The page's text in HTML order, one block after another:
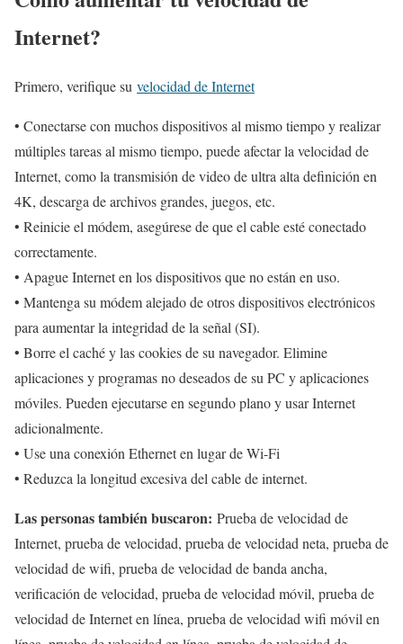
Internet?
Primero, verifique su velocidad de Internet
• Conectarse con muchos dispositivos al mismo tiempo y realizar
múltiples tareas al mismo tiempo, puede afectar la velocidad de
Internet, como la transmisión de video de ultra alta definición en
4K, descarga de archivos grandes, juegos, etc.
• Reinicie el módem, asegúrese de que el cable esté conectado
correctamente.
• Apague Internet en los dispositivos que no están en uso.
• Mantenga su módem alejado de otros dispositivos electrónicos
para aumentar la integridad de la señal (SI).
• Borre el caché y las cookies de su navegador. Elimine
aplicaciones y programas no deseados de su PC y aplicaciones
móviles. Pueden ejecutarse en segundo plano y usar Internet
adicionalmente.
• Use una conexión Ethernet en lugar de Wi-Fi
• Reduzca la longitud excesiva del cable de internet.
Las personas también buscaron: Prueba de velocidad de
Internet, prueba de velocidad, prueba de velocidad neta, prueba de
velocidad de wifi, prueba de velocidad de banda ancha,
verificación de velocidad, prueba de velocidad móvil, prueba de
velocidad de Internet en línea, prueba de velocidad wifi móvil en